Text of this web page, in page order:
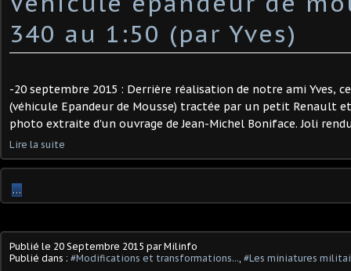
340 au 1:50 (par Yves)
-20 septembre 2015 : Derrière réalisation de notre ami Yves,
(véhicule Epandeur de Mousse) tractée par un petit Renault
photo extraite d'un ouvrage de Jean-Michel Boniface. Joli
Lire la suite
…
Publié le 20 Septembre 2015 par Milinfo
Publié dans : #Modifications et transformations..., #Les miniatures